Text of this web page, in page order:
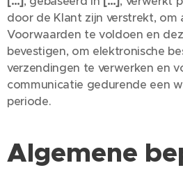
door de Klant zijn verstrekt, om
Voorwaarden te voldoen en
bevestigen, om elektronische
verzendingen te verwerken en
communicatie gedurende een
periode.
Algemene